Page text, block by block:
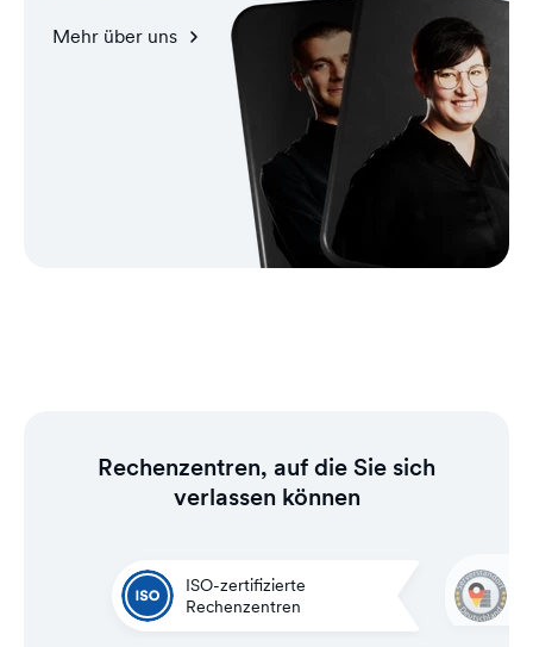
Mehr über uns
Rechenzentren, auf die Sie sich
verlassen können
ISO-zertifizierte
Rechenzentren